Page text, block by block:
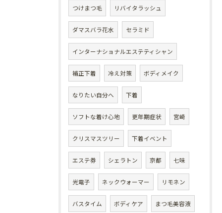
つけまつ毛 リバイタラッシュ
ダマスバラ花水 セラミド
インターナショナルエステティシャン
補正下着 冷え対策 ボディメイク
なりたい自分へ 下着
ソフトな着け心地 更年期症状 宮崎
クリスマスツリー 下着イベント
エステ券 シェラトン 京都 七味
光電子 ネックウォーマー リモネン
バスタイム ボディケア まつ毛美容液